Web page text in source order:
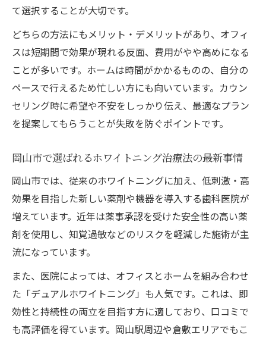
て選択することが大切です。
どちらの方法にもメリット・デメリットがあり、オフィ
スは短期間で効果が現れる反面、費用がやや高めになる
ことが多いです。ホームは時間がかかるものの、自分の
ペースで行えるため忙しい方にも向いています。カウン
セリング時に希望や不安をしっかり伝え、最適なプラン
を提案してもらうことが失敗を防ぐポイントです。
岡山市で選ばれるホワイトニング治療法の最新事情
岡山市では、従来のホワイトニングに加え、低刺激・高
効果を目指した新しい薬剤や機器を導入する歯科医院が
増えています。近年は薬事承認を受けた安全性の高い薬
剤を使用し、知覚過敏などのリスクを軽減した施術が主
流になっています。
また、医院によっては、オフィスとホームを組み合わせ
た「デュアルホワイトニング」も人気です。これは、即
効性と持続性の両立を目指す方に適しており、口コミで
も高評価を得ています。岡山駅周辺や倉敷エリアでもこ